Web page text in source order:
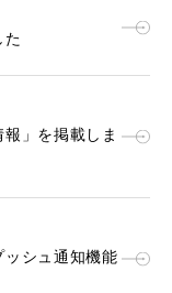
た
」を掲載しま
ッシュ通知機能